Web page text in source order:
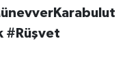
#Rüşvet